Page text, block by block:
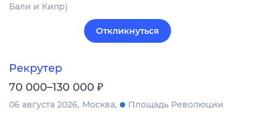
Бали и Кипр)
Откликнуться
Рекрутер
70 000–130 000 ₽
06 августа 2026 Москва
Площадь Революции